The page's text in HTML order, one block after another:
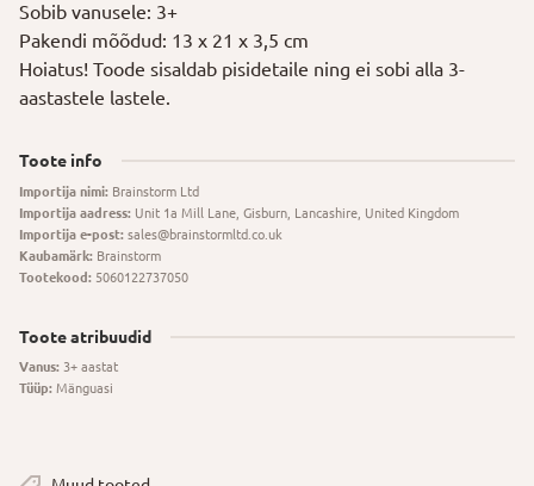
Sobib vanusele: 3+
Pakendi mõõdud: 13 x 21 x 3,5 cm
Hoiatus! Toode sisaldab pisidetaile ning ei sobi alla 3-
aastastele lastele.
Toote info
Importija nimi: Brainstorm Ltd
Importija aadress: Unit 1a Mill Lane, Gisburn, Lancashire, United Kingdom
Importija e-post: sales@brainstormltd.co.uk
Kaubamärk: Brainstorm
Tootekood: 5060122737050
Toote atribuudid
Vanus: 3+ aastat
Tüüp: Mänguasi